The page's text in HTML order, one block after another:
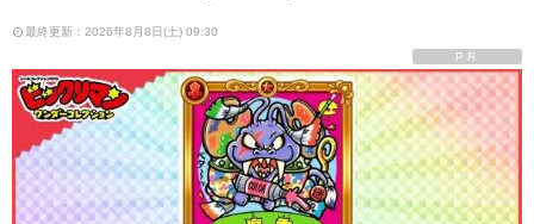
最終更新：2026年8月8日(土) 09:30
PR